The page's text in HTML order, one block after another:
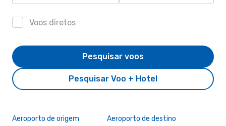
Voos diretos
Pesquisar Voo + Hotel
Pesquisar voos
Aeroporto de origem Aeroporto de destino